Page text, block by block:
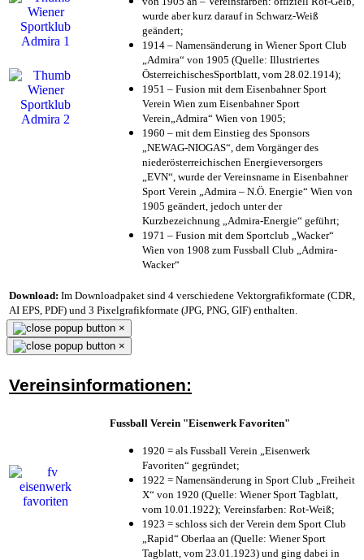
wurde aber kurz darauf in Schwarz-Weiß
geändert;
1914 – Namensänderung in Wiener Sport Club
„Admira“ von 1905 (Quelle: Illustriertes
ÖsterreichischesSportblatt, vom 28.02.1914);
1951 – Fusion mit dem Eisenbahner Sport
Verein Wien zum Eisenbahner Sport
Verein„Admira“ Wien von 1905;
1960 – mit dem Einstieg des Sponsors
„NEWAG-NIOGAS“, dem Vorgänger des
niederösterreichischen Energieversorgers
„EVN“, wurde der Vereinsname in Eisenbahner
Sport Verein „Admira – N.Ö. Energie“ Wien von
1905 geändert, jedoch unter der
Kurzbezeichnung „Admira-Energie“ geführt;
1971 – Fusion mit dem Sportclub „Wacker“
Wien von 1908 zum Fussball Club „Admira-
Wacker“
Download: Im Downloadpaket sind 4 verschiedene Vektorgrafikformate (CDR,
AI EPS, PDF) und 3 Pixelgrafikformate (JPG, PNG, GIF) enthalten.
×
×
Vereinsinformationen:
Fussball Verein "Eisenwerk Favoriten"
1920 = als Fussball Verein „Eisenwerk
Favoriten“ gegründet;
1922 = Namensänderung in Sport Club „Freiheit
X“ von 1920 (Quelle: Wiener Sport Tagblatt,
vom 10.01.1922); Vereinsfarben: Rot-Weiß;
1923 = schloss sich der Verein dem Sport Club
„Rapid“ Oberlaa an (Quelle: Wiener Sport
Tagblatt, vom 23.01.1923) und ging dabei in